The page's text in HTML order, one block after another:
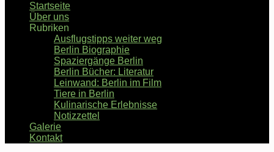
Startseite
Über uns
Rubriken
Ausflugstipps weiter weg
Berlin Biographie
Spaziergänge Berlin
Berlin Bücher: Literatur
Leinwand: Berlin im Film
Tiere in Berlin
Kulinarische Erlebnisse
Notizzettel
Galerie
Kontakt